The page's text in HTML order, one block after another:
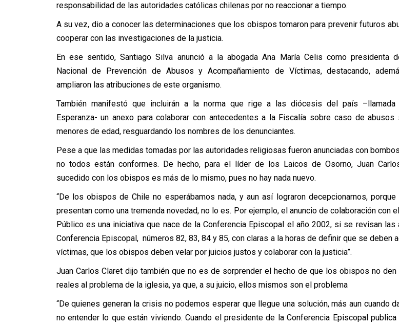
responsabilidad de las autoridades católicas chilenas por no reaccionar a tiempo.
A su vez, dio a conocer las determinaciones que los obispos tomaron para prevenir futuros
cooperar con las investigaciones de la justicia.
En ese sentido, Santiago Silva anunció a la abogada Ana María Celis como presidenta
Nacional de Prevención de Abusos y Acompañamiento de Víctimas, destacando,
ampliaron las atribuciones de este organismo.
También manifestó que incluirán a la norma que rige a las diócesis del país –llamada
Esperanza- un anexo para colaborar con antecedentes a la Fiscalía sobre caso de abusos
menores de edad, resguardando los nombres de los denunciantes.
Pese a que las medidas tomadas por las autoridades religiosas fueron anunciadas con
no todos están conformes. De hecho, para el líder de los Laicos de Osorno, Juan
sucedido con los obispos es más de lo mismo, pues no hay nada nuevo.
“De los obispos de Chile no esperábamos nada, y aun así lograron decepcionarnos,
presentan como una tremenda novedad, no lo es. Por ejemplo, el anuncio de colaboración con
Público es una iniciativa que nace de la Conferencia Episcopal el año 2002, si se revisan las
Conferencia Episcopal, números 82, 83, 84 y 85, con claras a la horas de definir que se deben
víctimas, que los obispos deben velar por juicios justos y colaborar con la justicia”.
Juan Carlos Claret dijo también que no es de sorprender el hecho de que los obispos no
reales al problema de la iglesia, ya que, a su juicio, ellos mismos son el problema
“De quienes generan la crisis no podemos esperar que llegue una solución, más aun cuando
no entender lo que están viviendo. Cuando el presidente de la Conferencia Episcopal